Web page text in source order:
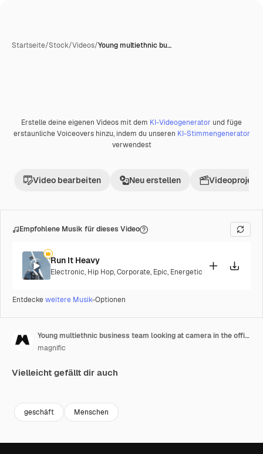
Startseite/Stock/Videos/Young multiethnic bu…
Erstelle deine eigenen Videos mit dem KI-Videogenerator und füge
erstaunliche Voiceovers hinzu, indem du unseren KI-Stimmengenerator
verwendest
Video bearbeiten Neu erstellen Videoprojekt
Empfohlene Musik für dieses Video
Run It Heavy
Electronic, Hip Hop,Corporate, Epic, Energetic
Entdeckeweitere Musik-Optionen
Young multiethnic business team looking at camera in the office
magnific
Vielleicht gefällt dir auch
geschäft Menschen